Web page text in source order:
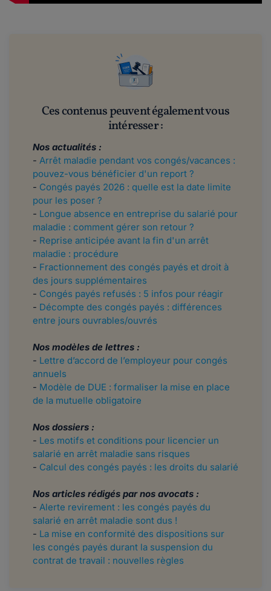
Ces contenus peuvent également vous
intéresser :
Nos actualités :
- Arrêt maladie pendant vos congés/vacances :
pouvez-vous bénéficier d'un report ?
- Congés payés 2026 : quelle est la date limite
pour les poser ?
- Longue absence en entreprise du salarié pour
maladie : comment gérer son retour ?
- Reprise anticipée avant la fin d'un arrêt
maladie : procédure
- Fractionnement des congés payés et droit à
des jours supplémentaires
- Congés payés refusés : 5 infos pour réagir
- Décompte des congés payés : différences
entre jours ouvrables/ouvrés
Nos modèles de lettres :
- Lettre d’accord de l’employeur pour congés
annuels
- Modèle de DUE : formaliser la mise en place
de la mutuelle obligatoire
Nos dossiers :
- Les motifs et conditions pour licencier un
salarié en arrêt maladie sans risques
- Calcul des congés payés : les droits du salarié
Nos articles rédigés par nos avocats :
- Alerte revirement : les congés payés du
salarié en arrêt maladie sont dus !
- La mise en conformité des dispositions sur
les congés payés durant la suspension du
contrat de travail : nouvelles règles